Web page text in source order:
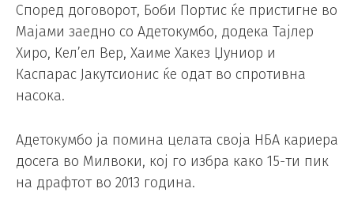
Според договорот, Боби Портис ќе пристигне во
Мајами заедно со Адетокумбо, додека Тајлер
Хиро, Кел’ел Вер, Хаиме Хакез Џуниор и
Каспарас Јакутсионис ќе одат во спротивна
насока.
Адетокумбо ја помина целата своја НБА кариера
досега во Милвоки, кој го избра како 15-ти пик
на драфтот во 2013 година.